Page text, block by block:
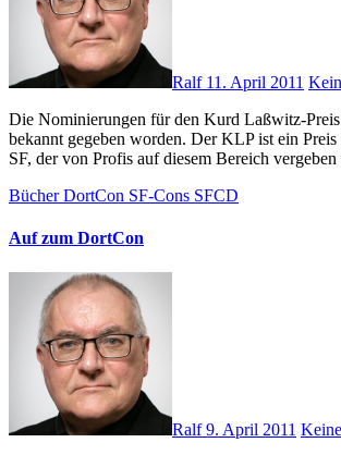
Ralf 11. April 2011
Die Nominierungen für den Kurd Laßwitz-Preis 2011 sind nun
bekannt gegeben worden. Der KLP ist ein
SF, der von Profis auf diesem Bereich
BücherDortCon SF-Cons SFCD
Auf zum DortCon
Ralf9. April 2011